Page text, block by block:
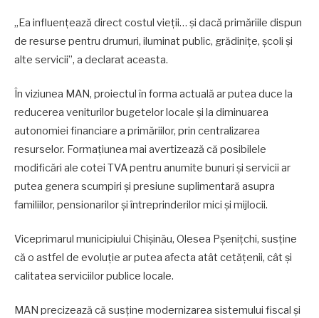
„Ea influențează direct costul vieții… și dacă primăriile dispun
de resurse pentru drumuri, iluminat public, grădinițe, școli și
alte servicii”, a declarat aceasta.
În viziunea MAN, proiectul în forma actuală ar putea duce la
reducerea veniturilor bugetelor locale și la diminuarea
autonomiei financiare a primăriilor, prin centralizarea
resurselor. Formațiunea mai avertizează că posibilele
modificări ale cotei TVA pentru anumite bunuri și servicii ar
putea genera scumpiri și presiune suplimentară asupra
familiilor, pensionarilor și întreprinderilor mici și mijlocii.
Viceprimarul municipiului Chișinău, Olesea Pșenițchi, susține
că o astfel de evoluție ar putea afecta atât cetățenii, cât și
calitatea serviciilor publice locale.
MAN precizează că susține modernizarea sistemului fiscal și